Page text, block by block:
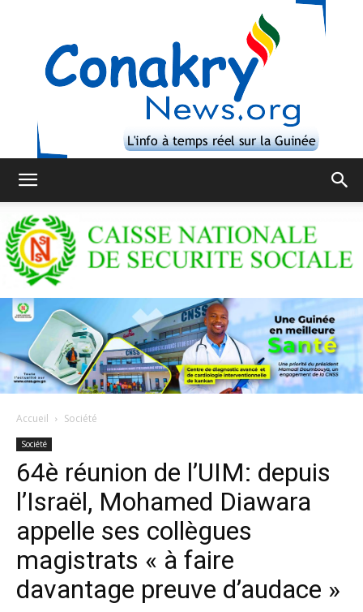
Accueil Société
Société
64è réunion de l’UIM: depuis
l’Israël, Mohamed Diawara
appelle ses collègues
magistrats « à faire
davantage preuve d’audace »